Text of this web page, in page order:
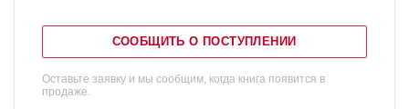
СООБЩИТЬ О ПОСТУПЛЕНИИ
Оставьте заявку и мы сообщим, когда книга появится в
продаже.